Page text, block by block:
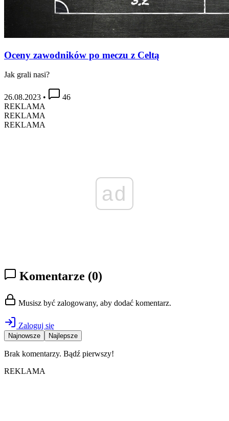
Oceny zawodników po meczu z Celtą
Jak grali nasi?
26.08.2023 •
46
REKLAMA
REKLAMA
REKLAMA
ad
Komentarze (0)
Musisz być zalogowany, aby dodać komentarz.
Zaloguj się
Najnowsze Najlepsze
Brak komentarzy. Bądź pierwszy!
REKLAMA